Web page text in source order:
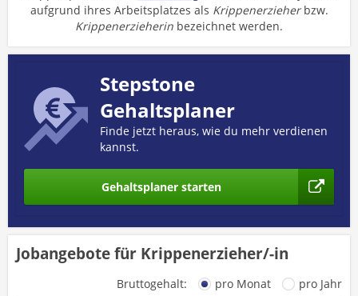
aufgrund ihres Arbeitsplatzes als Krippenerzieherbzw.
Krippenerzieherin bezeichnet werden.
Stepstone
Gehaltsplaner
Finde jetzt heraus, wie du mehr verdienen
kannst.
Gehaltsplaner starten
Jobangebote für Krippenerzieher/-in
Bruttogehalt: pro Monat
pro Jahr